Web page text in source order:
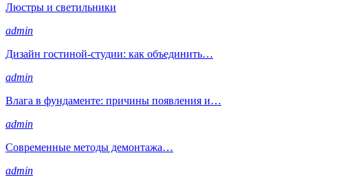
Люстры и светильники
admin
Дизайн гостиной-студии: как объединить…
admin
Влага в фундаменте: причины появления и…
admin
Современные методы демонтажа…
admin